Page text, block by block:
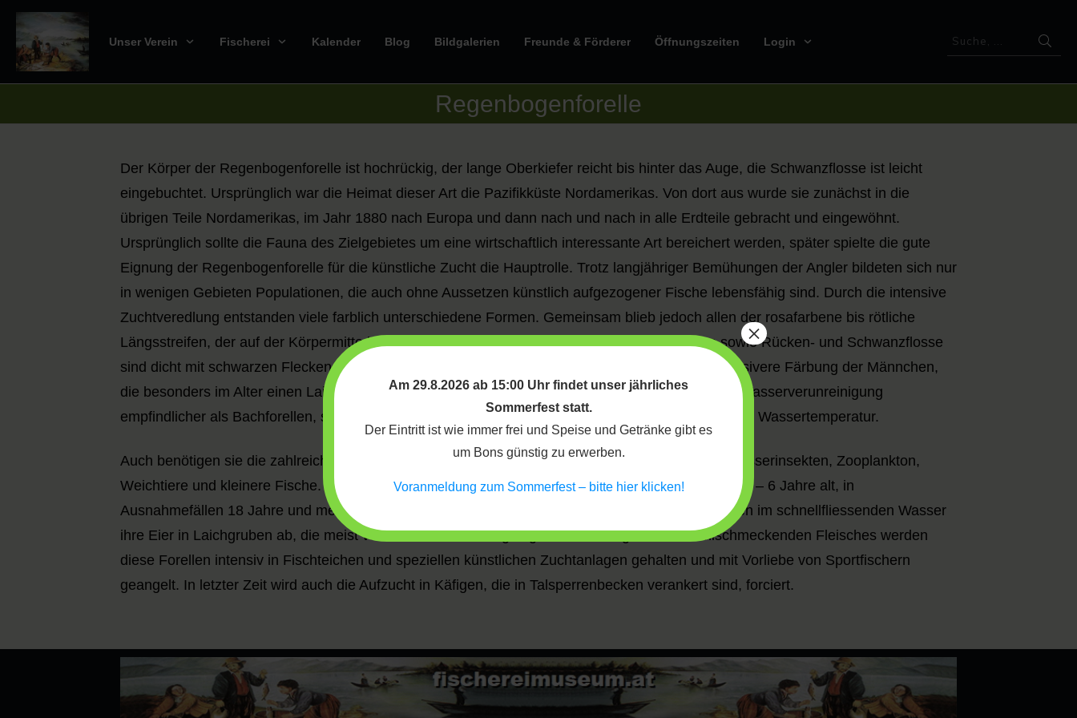
Unser Verein Fischerei Kalender Blog Bildgalerien Freunde & Förderer Öffnungszeiten Login
Regenbogenforelle
Der Körper der Regenbogenforelle ist hochrückig, der lange Oberkiefer reicht bis hinter das Auge, die Schwanzflosse ist leicht
eingebuchtet. Ursprünglich war die Heimat dieser Art die Pazifikküste Nordamerikas. Von dort aus wurde sie zunächst in die
übrigen Teile Nordamerikas, im Jahr 1880 nach Europa und dann nach und nach in alle Erdteile gebracht und eingewöhnt.
Ursprünglich sollte die Fauna des Zielgebietes um eine wirtschaftlich interessante Art bereichert werden, später spielte die gute
Eignung der Regenbogenforelle für die künstliche Zucht die Hauptrolle. Trotz langjähriger Bemühungen der Angler bildeten sich nur
in wenigen Gebieten Populationen, die auch ohne Aussetzen künstlich aufgezogener Fische lebensfähig sind. Durch die intensive
Zuchtveredlung entstanden viele farblich unterschiedene Formen. Gemeinsam blieb jedoch allen der rosafarbene bis rötliche
Längsstreifen, der auf der Körpermitte bis zum Schwanzansatz verläuft. Kopf, Rücken, Seiten sowie Rücken- und Schwanzflosse
sind dicht mit schwarzen Flecken bedeckt. Ausdruck eines Geschlechtsdimorphismus ist die intensivere Färbung der Männchen,
die besonders im Alter einen Laichhaken am Unterkiefer tragen. Regenbogenforellen sind gegen Wasserverunreinigung
empfindlicher als Bachforellen, stellen jedoch geringere Ansprüche an den Sauerstoffgehalt und die Wassertemperatur.
Auch benötigen sie die zahlreichen Unterwasserverstecke nicht. Ihre Nahrung sind Larven von Wasserinsekten, Zooplankton,
Weichtiere und kleinere Fische. Mit 2-3 Jahren sind sie geschlechtsreif, in freier Natur werden sie 5 – 6 Jahre alt, in
Ausnahmefällen 18 Jahre und mehr. In Europa laichen die Fische von November bis Mai. Sie legen im schnellfliessenden Wasser
ihre Eier in Laichgruben ab, die meist von den Weibchen angelegt werden. Wegen ihres wohlschmeckenden Fleisches werden
diese Forellen intensiv in Fischteichen und speziellen künstlichen Zuchtanlagen gehalten und mit Vorliebe von Sportfischern
geangelt. In letzter Zeit wird auch die Aufzucht in Käfigen, die in Talsperrenbecken verankert sind, forciert.
Am 29.8.2026 ab 15:00 Uhr findet unser jährliches
Sommerfest statt.
Der Eintritt ist wie immer frei und Speise und Getränke gibt es
um Bons günstig zu erwerben.
Voranmeldung zum Sommerfest – bitte hier klicken!
×